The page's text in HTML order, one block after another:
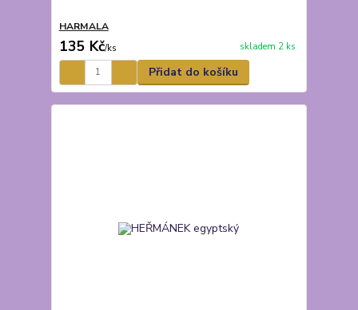
HARMALA
135 Kč/ks skladem 2 ks
Přidat do košíku